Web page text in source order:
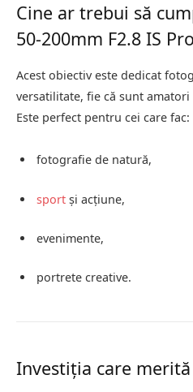
Cine ar trebui să
50-200mm F2.8 IS
Acest obiectiv este dedicat
versatilitate, fie că sunt
Este perfect pentru cei care fac:
fotografie de natură,
sport și acțiune,
evenimente,
portrete creative.
Investiția care